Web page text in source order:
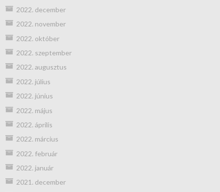
2022. december
2022. november
2022. október
2022. szeptember
2022. augusztus
2022. július
2022. június
2022. május
2022. április
2022. március
2022. február
2022. január
2021. december